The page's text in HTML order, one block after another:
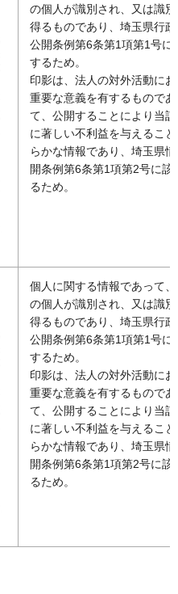
の個人が識別され、又は識
得るものであり、埼玉県行
公開条例第6条第1項第1号に
するため。
印影は、法人の対外活動に
重要な意義を有するもので
て、公開することにより当
に著しい不利益を与えるこ
らかな情報であり、埼玉県
開条例第6条第1項第2号に該
るため。
個人に関する情報であって
の個人が識別され、又は識
得るものであり、埼玉県行
公開条例第6条第1項第1号に
するため。
印影は、法人の対外活動に
重要な意義を有するもので
て、公開することにより当
に著しい不利益を与えるこ
らかな情報であり、埼玉県
開条例第6条第1項第2号に該
るため。